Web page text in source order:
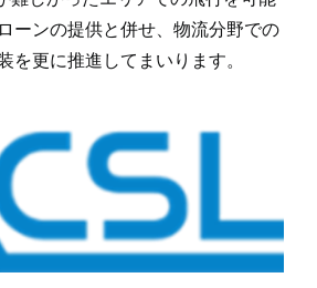
ーンの提供と併せ、物流分野での
を更に推進してまいります。